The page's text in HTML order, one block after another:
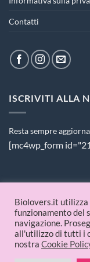
Contatti
ISCRIVITI ALLA
Resta sempre
[mc4wp_form
PAGAMENTI
Biolovers.it utilizza
funzionamento del
navigazione.
all'utilizzo di tutti i
nostra Cookie